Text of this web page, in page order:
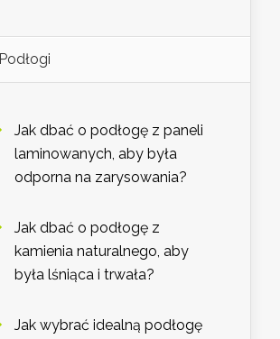
Podłogi
Jak dbać o podłogę z paneli
laminowanych, aby była
odporna na zarysowania?
Jak dbać o podłogę z
kamienia naturalnego, aby
była lśniąca i trwała?
Jak wybrać idealną podłogę